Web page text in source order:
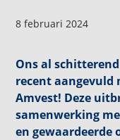
8 februari 2024
Ons al
recent aangevuld
Amvest! Deze
samenwerking
en gewaardeerde